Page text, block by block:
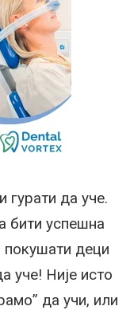
да уче.
бити успешна
деци
уче! Није исто
да учи, или